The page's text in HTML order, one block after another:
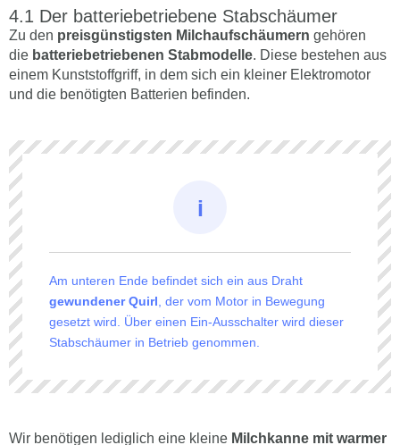
Der batteriebetriebene Stabschäumer
Zu den preisgünstigsten Milchaufschäumern gehören
die batteriebetriebenen Stabmodelle. Diese bestehen aus
einem Kunststoffgriff, in dem sich ein kleiner Elektromotor
und die benötigten Batterien befinden.
Am unteren Ende befindet sich ein aus Draht
gewundener Quirl, der vom Motor in Bewegung
gesetzt wird. Über einen Ein-Ausschalter wird dieser
Stabschäumer in Betrieb genommen.
Wir benötigen lediglich eine kleine Milchkanne mit warmer